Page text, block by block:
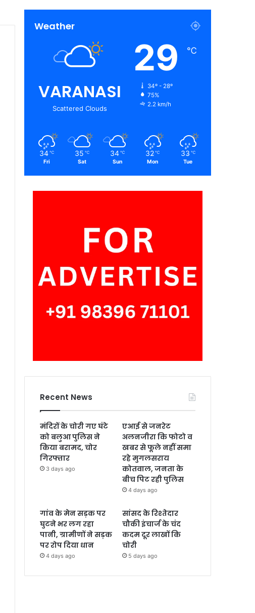
Weather
VARANASI
Scattered Clouds
29 ℃
34º - 28º
75%
2.2 km/h
34 ℃
Fri
35 ℃
Sat
34 ℃
Sun
32 ℃
Mon
33 ℃
Tue
Recent News
मंदिरों के चोरी गए घंटे
को बलुआ पुलिस ने
किया बरामद, चोर
गिरफ्तार
3 days ago
एआई से जनरेट
अलनजीरा कि फोटो व
खबर से फूले नहीं समा
रहे मुगलसराय
कोतवाल, जनता के
बीच पिट रही पुलिस
4 days ago
गांव के मेन सड़क पर
घुटने भर लग रहा
पानी, ग्रामीणों ने सड़क
पर रोप दिया धान
4 days ago
सांसद के रिश्तेदार
चौकी इंचार्ज के चंद
कदम दूर लाखों कि
चोरी
5 days ago